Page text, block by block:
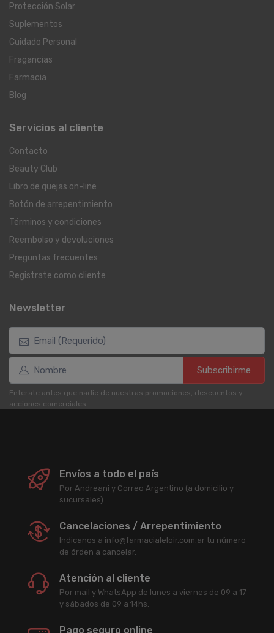
Protección Solar
Suplementos
Cuidado Personal
Fragancias
Farmacia
Blog
Servicios al cliente
Contacto
Beauty Club
Libro de quejas on-line
Botón de arrepentimiento
Términos y condiciones
Reembolso y devoluciones
Preguntas frecuentes
Registrate como cliente
Newsletter
Subscribirme
Enterate antes que nadie de nuestras promociones, descuentos y
acciones comerciales.
Envíos a todo el país
Por Andreani y Correo Argentino (a domicilio y
sucursales).
Cancelaciones / Arrepentimiento
Indicanos a info@farmacialeloir.com.ar tu número
de órden a cancelar.
Atención al cliente
Por mail y WhatsApp de lunes a viernes de 09 a 17
y sábados de 09 a 14hs.
Pago seguro online